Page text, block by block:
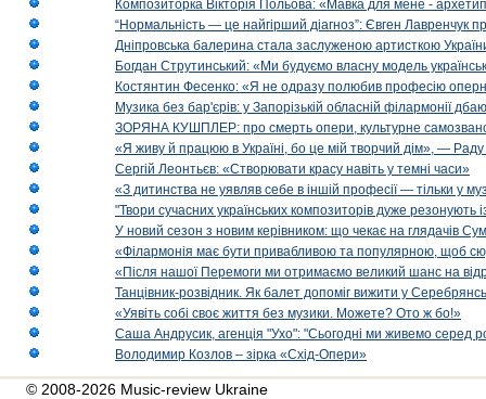
Композиторка Вікторія Польова: «Мавка для мене -
“Нормальність — це найгірший діагноз”: Євген Лавренчук
Дніпровська балерина стала заслуженою артисткою
Богдан Струтинський: «Ми будуємо власну модель
Костянтин Фесенко: «Я не одразу полюбив професію
Музика без бар'єрів: у Запорізькій обласній філармонії
ЗОРЯНА КУШПЛЕР: про смерть опери, культурне
«Я живу й працюю в Україні, бо це мій творчий дім», — Раду
Сергій Леонтьєв: «Створювати красу навіть у темні часи»
«З дитинства не уявляв себе в іншій професії — тільки у
"Твори сучасних українських композиторів дуже резонують
У новий сезон з новим керівником: що чекає на глядачів
«Філармонія має бути привабливою та популярною, щоб
«Після нашої Перемоги ми отримаємо великий шанс на
Танцівник-розвідник. Як балет допоміг вижити у
«Уявіть собі своє життя без музики. Можете? Ото ж бо!»
Саша Андрусик, агенція "Ухо": "Сьогодні ми живемо серед
Володимир Козлов – зірка «Схід-Опери»
© 2008-2026 Music-review Ukraine